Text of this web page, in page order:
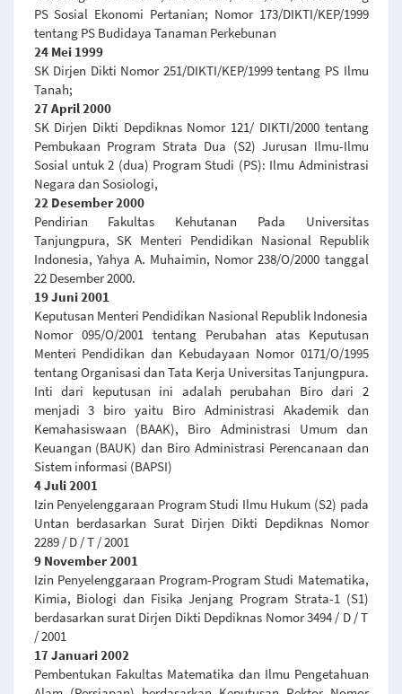
PS Sosial Ekonomi Pertanian; Nomor 173/DIKTI/KEP/1999
tentang PS Budidaya Tanaman Perkebunan
24 Mei 1999
SK Dirjen Dikti Nomor 251/DIKTI/KEP/1999 tentang PS Ilmu
Tanah;
27 April 2000
SK Dirjen Dikti Depdiknas Nomor 121/ DIKTI/2000 tentang
Pembukaan Program Strata Dua (S2) Jurusan Ilmu-Ilmu
Sosial untuk 2 (dua) Program Studi (PS): Ilmu Administrasi
Negara dan Sosiologi,
22 Desember 2000
Pendirian Fakultas Kehutanan Pada Universitas
Tanjungpura, SK Menteri Pendidikan Nasional Republik
Indonesia, Yahya A. Muhaimin, Nomor 238/O/2000 tanggal
22 Desember 2000.
19 Juni 2001
Keputusan Menteri Pendidikan Nasional Republik Indonesia
Nomor 095/O/2001 tentang Perubahan atas Keputusan
Menteri Pendidikan dan Kebudayaan Nomor 0171/O/1995
tentang Organisasi dan Tata Kerja Universitas Tanjungpura.
Inti dari keputusan ini adalah perubahan Biro dari 2
menjadi 3 biro yaitu Biro Administrasi Akademik dan
Kemahasiswaan (BAAK), Biro Administrasi Umum dan
Keuangan (BAUK) dan Biro Administrasi Perencanaan dan
Sistem informasi (BAPSI)
4 Juli 2001
Izin Penyelenggaraan Program Studi Ilmu Hukum (S2) pada
Untan berdasarkan Surat Dirjen Dikti Depdiknas Nomor
2289 / D / T / 2001
9 November 2001
Izin Penyelenggaraan Program-Program Studi Matematika,
Kimia, Biologi dan Fisika Jenjang Program Strata-1 (S1)
berdasarkan surat Dirjen Dikti Depdiknas Nomor 3494 / D / T
/ 2001
17 Januari 2002
Pembentukan Fakultas Matematika dan Ilmu Pengetahuan